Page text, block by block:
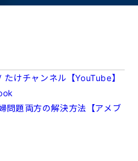
けチャンネル【YouTube】
問題両方の解決方法【アメブ